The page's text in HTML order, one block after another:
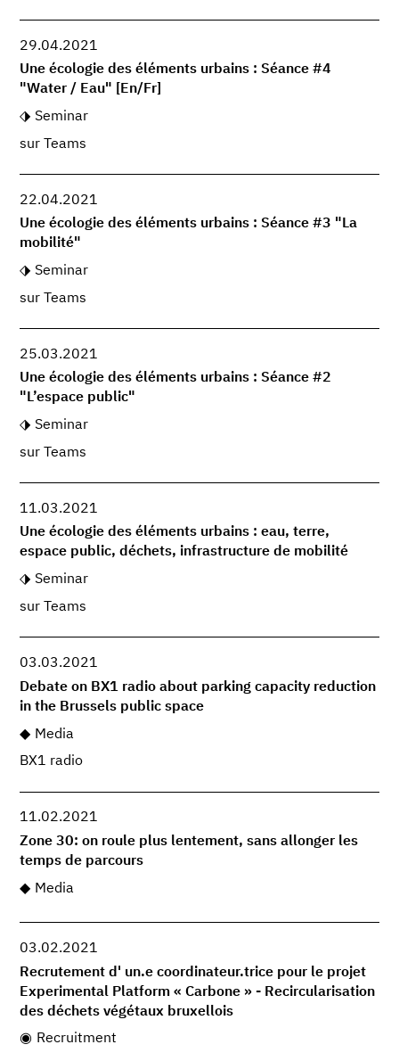
29.04.2021
Une écologie des éléments urbains : Séance #4
"Water / Eau" [En/Fr]
Seminar
sur Teams
22.04.2021
Une écologie des éléments urbains : Séance #3 "La
mobilité"
Seminar
sur Teams
25.03.2021
Une écologie des éléments urbains : Séance #2
"L’espace public"
Seminar
sur Teams
11.03.2021
Une écologie des éléments urbains : eau, terre,
espace public, déchets, infrastructure de mobilité
Seminar
sur Teams
03.03.2021
Debate on BX1 radio about parking capacity reduction
in the Brussels public space
Media
BX1 radio
11.02.2021
Zone 30: on roule plus lentement, sans allonger les
temps de parcours
Media
03.02.2021
Recrutement d' un.e coordinateur.trice pour le projet
Experimental Platform « Carbone » - Recircularisation
des déchets végétaux bruxellois
Recruitment